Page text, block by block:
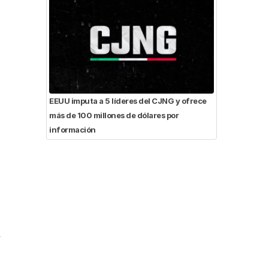
EEUU imputa a 5 líderes del CJNG y ofrece
más de 100 millones de dólares por
información